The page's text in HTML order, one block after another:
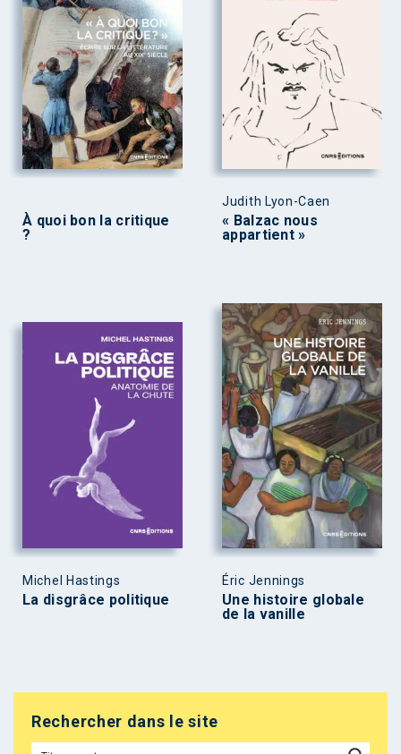
À quoi bon la critique
?
Judith Lyon-Caen
« Balzac nous
appartient »
Michel Hastings
La disgrâce politique
Éric Jennings
Une histoire globale
de la vanille
Rechercher dans le site